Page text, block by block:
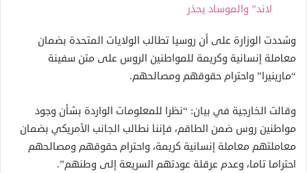
لاند” والموساد يحذر
وشددت الوزارة على أن روسيا تطالب الولايات المتحدة بضمان
معاملة إنسانية وكريمة للمواطنين الروس على متن سفينة
“مارينيرا” واحترام حقوقهم ومصالحهم.
وقالت الخارجية في بيان: “نظرا للمعلومات الواردة بشأن وجود
مواطنين روس ضمن الطاقم، فإننا نطالب الجانب الأمريكي بضمان
معاملتهم معاملة إنسانية كريمة، واحترام حقوقهم ومصالحهم
احتراما تاما، وعدم عرقلة عودتهم السريعة إلى وطنهم”.